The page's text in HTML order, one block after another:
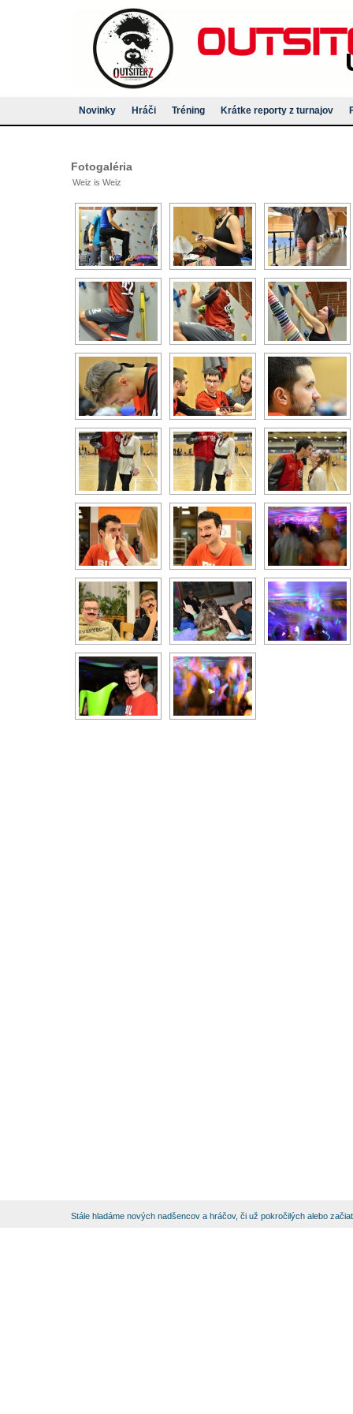
Novinky Hráči Tréning Krátke reporty z turnajov
Fotogaléria
Weiz is Weiz
Stále hladáme nových nadšencov a hráčov, či už pokročilých alebo